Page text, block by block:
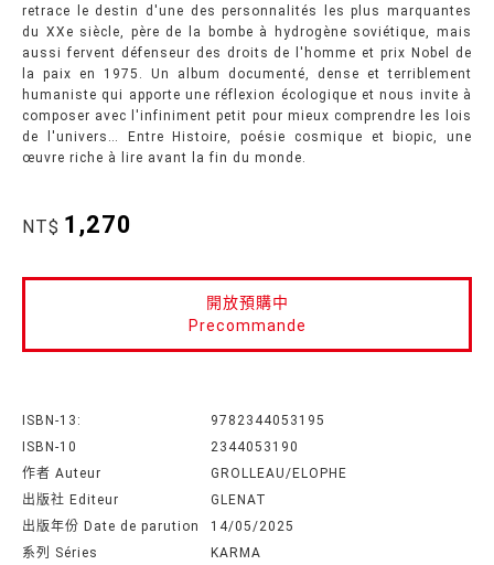
retrace le destin d'une des personnalités les plus marquantes
du XXe siècle, père de la bombe à hydrogène soviétique, mais
aussi fervent défenseur des droits de l'homme et prix Nobel de
la paix en 1975. Un album documenté, dense et terriblement
humaniste qui apporte une réflexion écologique et nous invite à
composer avec l'infiniment petit pour mieux comprendre les lois
de l'univers… Entre Histoire, poésie cosmique et biopic, une
œuvre riche à lire avant la fin du monde.
NT$ 1,270
開放預購中
Precommande
ISBN-13:
9782344053195
ISBN-10
2344053190
作者 Auteur
GROLLEAU/ELOPHE
出版社 Editeur
GLENAT
出版年份 Date de parution
14/05/2025
系列 Séries
KARMA